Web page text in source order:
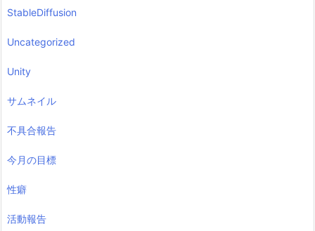
StableDiffusion
Uncategorized
Unity
サムネイル
不具合報告
今月の目標
性癖
活動報告